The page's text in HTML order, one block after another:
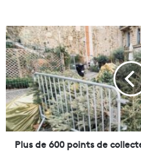
P
l
u
s
d
e
6
0
0
Plus de 600 points de